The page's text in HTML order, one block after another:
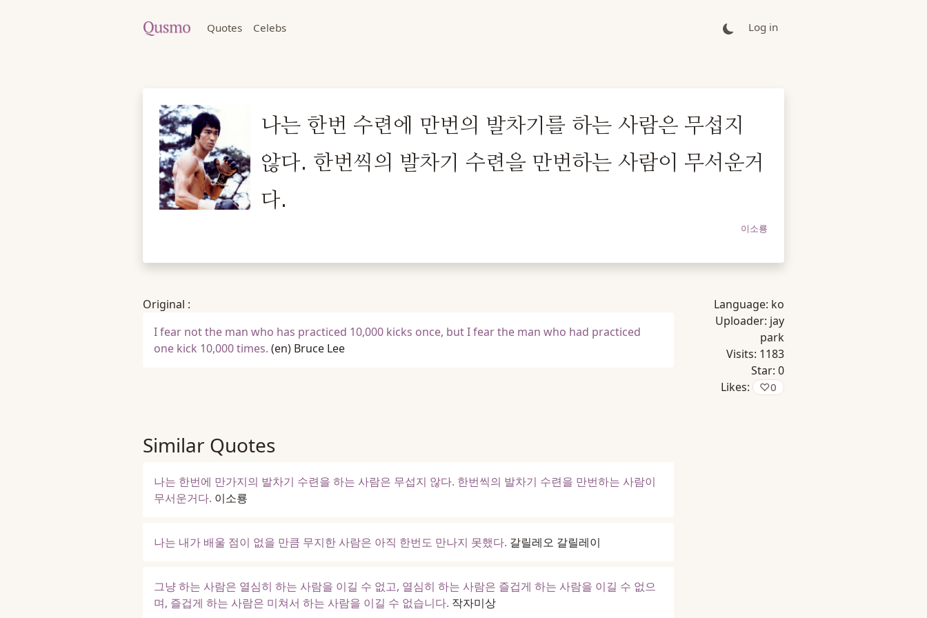
Quotes Celebs Log in
나는 한번 수련에 만번의 발차기를 하는 사람은 무섭지
않다. 한번씩의 발차기 수련을 만번하는 사람이 무서운거
다.
이소룡
Original :
I fear not the man who has practiced 10,000 kicks once, but I fear the man who had practiced
one kick 10,000 times. (en) Bruce Lee
Similar Quotes
나는 한번에 만가지의 발차기 수련을 하는 사람은 무섭지 않다. 한번씩의 발차기 수련을 만번하는 사람이
무서운거다. 이소룡
나는 내가 배울 점이 없을 만큼 무지한 사람은 아직 한번도 만나지 못했다. 갈릴레오 갈릴레이
그냥 하는 사람은 열심히 하는 사람을 이길 수 없고, 열심히 하는 사람은 즐겁게 하는 사람을 이길 수 없으
며, 즐겁게 하는 사람은 미쳐서 하는 사람을 이길 수 없습니다. 작자미상
Language: ko
Uploader: jay
park
Visits: 1183
Star: 0
Likes:
♡0